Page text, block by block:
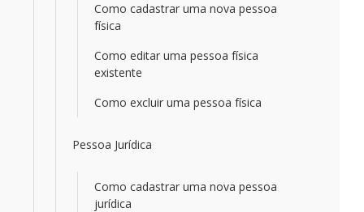
Como cadastrar uma nova pessoa
física
Como editar uma pessoa física
existente
Como excluir uma pessoa física
Pessoa Jurídica
Como cadastrar uma nova pessoa
jurídica